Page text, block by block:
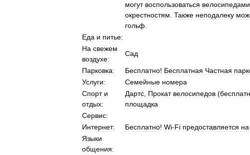
могут воспользоваться велосипедами
окрестностям Также неподалеку
гольф
Еда и питье:
На свежем
воздухе:
Сад
Парковка: Бесплатно! Бесплатная Частная
Услуги:
Семейные номера
Спорт и
отдых:
Дартс Прокат велосипедов (
площадка
Сервис:
Интернет:
Бесплатно! Wi-Fi предоставляется на
Языки
общения: